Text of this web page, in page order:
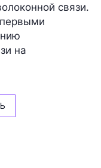
связи.
на